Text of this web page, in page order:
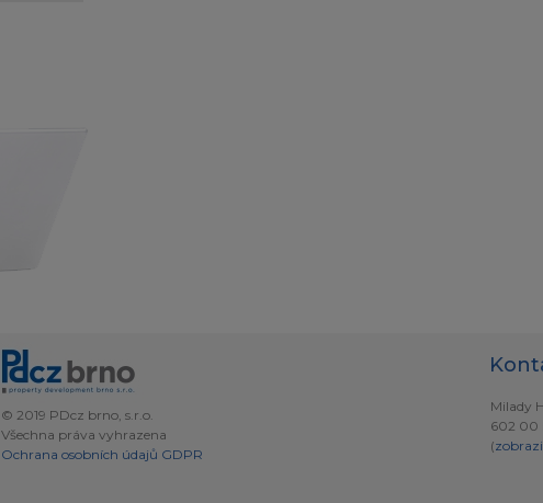
© 2019 PDcz brno, s.r.o.
Všechna práva vyhrazena
Ochrana osobních údajů GDPR
Milady
602 00
(